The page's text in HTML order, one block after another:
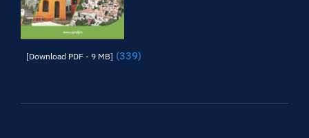
[Download PDF - 9 MB] (339)